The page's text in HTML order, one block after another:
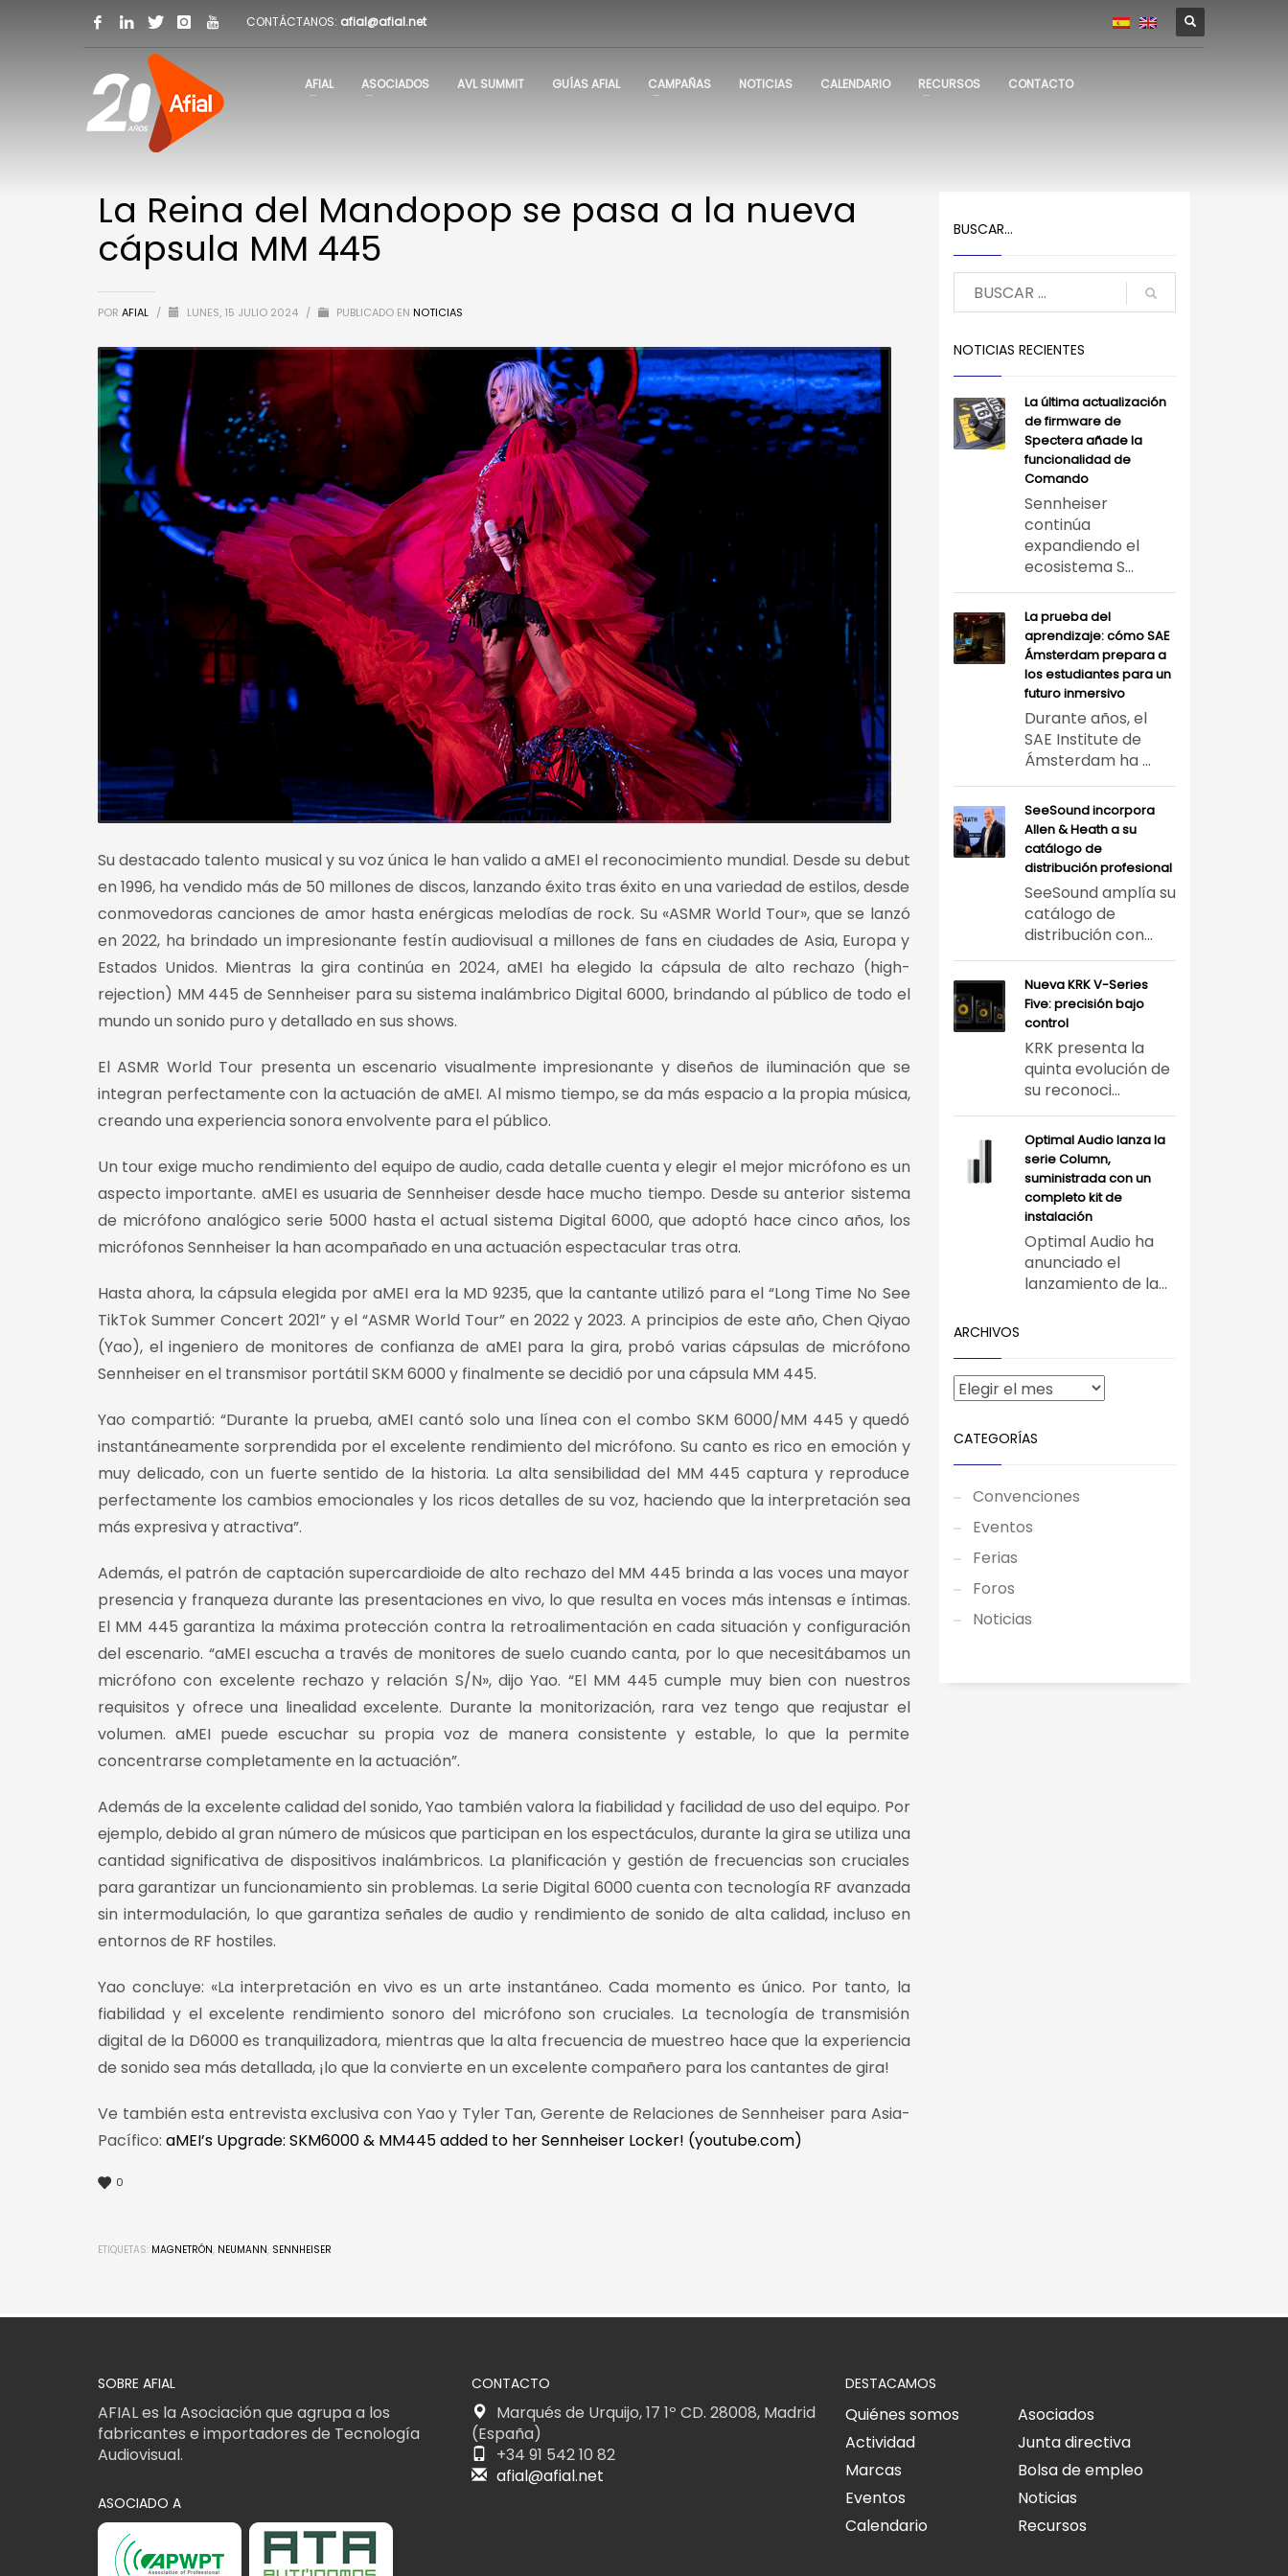
CONTÁCTANOS: afial@afial.net
AFIAL ASOCIADOS AVL SUMMIT GUÍAS AFIAL CAMPAÑAS NOTICIAS CALENDARIO RECURSOS CONTACTO
La Reina del Mandopop se pasa a la nueva
cápsula MM 445
POR AFIAL / LUNES, 15 JULIO 2024 / PUBLICADO EN NOTICIAS
Su destacado talento musical y su voz única le han valido a aMEI el reconocimiento mundial. Desde su debut
en 1996, ha vendido más de 50 millones de discos, lanzando éxito tras éxito en una variedad de estilos, desde
conmovedoras canciones de amor hasta enérgicas melodías de rock. Su «ASMR World Tour», que se lanzó
en 2022, ha brindado un impresionante festín audiovisual a millones de fans en ciudades de Asia, Europa y
Estados Unidos. Mientras la gira continúa en 2024, aMEI ha elegido la cápsula de alto rechazo (high-
rejection) MM 445 de Sennheiser para su sistema inalámbrico Digital 6000, brindando al público de todo el
mundo un sonido puro y detallado en sus shows.
El ASMR World Tour presenta un escenario visualmente impresionante y diseños de iluminación que se
integran perfectamente con la actuación de aMEI. Al mismo tiempo, se da más espacio a la propia música,
creando una experiencia sonora envolvente para el público.
Un tour exige mucho rendimiento del equipo de audio, cada detalle cuenta y elegir el mejor micrófono es un
aspecto importante. aMEI es usuaria de Sennheiser desde hace mucho tiempo. Desde su anterior sistema
de micrófono analógico serie 5000 hasta el actual sistema Digital 6000, que adoptó hace cinco años, los
micrófonos Sennheiser la han acompañado en una actuación espectacular tras otra.
Hasta ahora, la cápsula elegida por aMEI era la MD 9235, que la cantante utilizó para el “Long Time No See
TikTok Summer Concert 2021” y el “ASMR World Tour” en 2022 y 2023. A principios de este año, Chen Qiyao
(Yao), el ingeniero de monitores de confianza de aMEI para la gira, probó varias cápsulas de micrófono
Sennheiser en el transmisor portátil SKM 6000 y finalmente se decidió por una cápsula MM 445.
Yao compartió: “Durante la prueba, aMEI cantó solo una línea con el combo SKM 6000/MM 445 y quedó
instantáneamente sorprendida por el excelente rendimiento del micrófono. Su canto es rico en emoción y
muy delicado, con un fuerte sentido de la historia. La alta sensibilidad del MM 445 captura y reproduce
perfectamente los cambios emocionales y los ricos detalles de su voz, haciendo que la interpretación sea
más expresiva y atractiva”.
Además, el patrón de captación supercardioide de alto rechazo del MM 445 brinda a las voces una mayor
presencia y franqueza durante las presentaciones en vivo, lo que resulta en voces más intensas e íntimas.
El MM 445 garantiza la máxima protección contra la retroalimentación en cada situación y configuración
del escenario. “aMEI escucha a través de monitores de suelo cuando canta, por lo que necesitábamos un
micrófono con excelente rechazo y relación S/N», dijo Yao. “El MM 445 cumple muy bien con nuestros
requisitos y ofrece una linealidad excelente. Durante la monitorización, rara vez tengo que reajustar el
volumen. aMEI puede escuchar su propia voz de manera consistente y estable, lo que la permite
concentrarse completamente en la actuación”.
Además de la excelente calidad del sonido, Yao también valora la fiabilidad y facilidad de uso del equipo. Por
ejemplo, debido al gran número de músicos que participan en los espectáculos, durante la gira se utiliza una
cantidad significativa de dispositivos inalámbricos. La planificación y gestión de frecuencias son cruciales
para garantizar un funcionamiento sin problemas. La serie Digital 6000 cuenta con tecnología RF avanzada
sin intermodulación, lo que garantiza señales de audio y rendimiento de sonido de alta calidad, incluso en
entornos de RF hostiles.
Yao concluye: «La interpretación en vivo es un arte instantáneo. Cada momento es único. Por tanto, la
fiabilidad y el excelente rendimiento sonoro del micrófono son cruciales. La tecnología de transmisión
digital de la D6000 es tranquilizadora, mientras que la alta frecuencia de muestreo hace que la experiencia
de sonido sea más detallada, ¡lo que la convierte en un excelente compañero para los cantantes de gira!
Ve también esta entrevista exclusiva con Yao y Tyler Tan, Gerente de Relaciones de Sennheiser para Asia-
Pacífico: aMEI’s Upgrade: SKM6000 & MM445 added to her Sennheiser Locker! (youtube.com)
0
ETIQUETAS: MAGNETRÓN, NEUMANN, SENNHEISER
BUSCAR…
NOTICIAS RECIENTES
La última actualización
de firmware de
Spectera añade la
funcionalidad de
Comando
Sennheiser
continúa
expandiendo el
ecosistema S...
La prueba del
aprendizaje: cómo SAE
Ámsterdam prepara a
los estudiantes para un
futuro inmersivo
Durante años, el
SAE Institute de
Ámsterdam ha ...
SeeSound incorpora
Allen & Heath a su
catálogo de
distribución profesional
SeeSound amplía su
catálogo de
distribución con...
Nueva KRK V-Series
Five: precisión bajo
control
KRK presenta la
quinta evolución de
su reconoci...
Optimal Audio lanza la
serie Column,
suministrada con un
completo kit de
instalación
Optimal Audio ha
anunciado el
lanzamiento de la...
ARCHIVOS
CATEGORÍAS
Convenciones
Eventos
Ferias
Foros
Noticias
SOBRE AFIAL
AFIAL es la Asociación que agrupa a los
fabricantes e importadores de Tecnología
Audiovisual.
ASOCIADO A
CONTACTO
Marqués de Urquijo, 17 1º CD. 28008, Madrid
(España)
+34 91 542 10 82
afial@afial.net
DESTACAMOS
Quiénes somos
Asociados
Actividad
Junta directiva
Marcas
Bolsa de empleo
Eventos
Noticias
Calendario
Recursos